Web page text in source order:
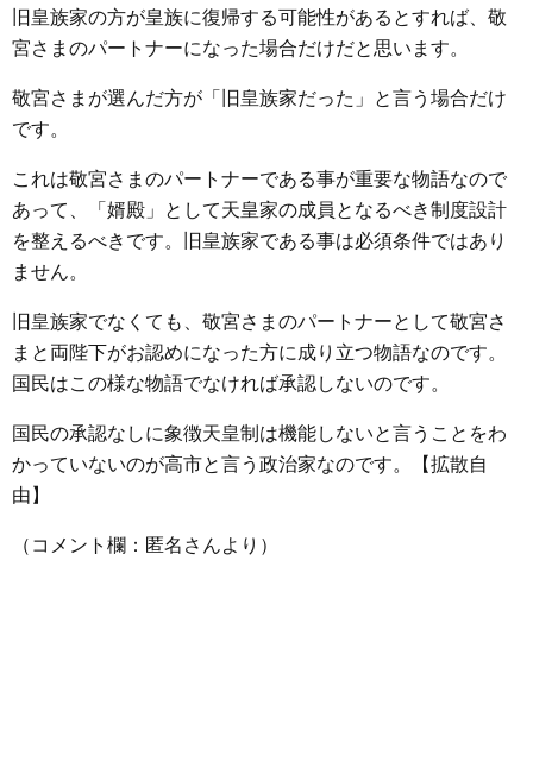
o
k
r
g
e
旧皇族家の方が皇族に復帰する可能性があるとすれば、敬
宮さまのパートナーになった場合だけだと思います。
敬宮さまが選んだ方が「旧皇族家だった」と言う場合だけ
です。
これは敬宮さまのパートナーである事が重要な物語なので
あって、「婿殿」として天皇家の成員となるべき制度設計
を整えるべきです。旧皇族家である事は必須条件ではあり
ません。
旧皇族家でなくても、敬宮さまのパートナーとして敬宮さ
まと両陛下がお認めになった方に成り立つ物語なのです。
国民はこの様な物語でなければ承認しないのです。
国民の承認なしに象徴天皇制は機能しないと言うことをわ
かっていないのが高市と言う政治家なのです。【拡散自
由】
（コメント欄：匿名さんより）